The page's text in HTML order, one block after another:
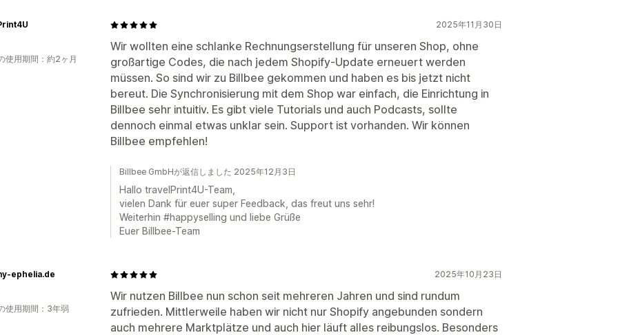
2025年11月30日
Wir wollten eine schlanke Rechnungserstellung für unseren Shop, ohne
großartige Codes, die nach jedem Shopify-Update erneuert werden
müssen. So sind wir zu Billbee gekommen und haben es bis jetzt nicht
bereut. Die Synchronisierung mit dem Shop war einfach, die Einrichtung in
Billbee sehr intuitiv. Es gibt viele Tutorials und auch Podcasts, sollte
dennoch einmal etwas unklar sein. Support ist vorhanden. Wir können
Billbee empfehlen!
使用期間：約2ヶ月
Billbee GmbHが返信しました 2025年12月3日
Hallo travelPrint4U-Team,
vielen Dank für euer super Feedback, das freut uns sehr!
Weiterhin #happyselling und liebe Grüße
Euer Billbee-Team
2025年10月23日
Wir nutzen Billbee nun schon seit mehreren Jahren und sind rundum
zufrieden. Mittlerweile haben wir nicht nur Shopify angebunden sondern
auch mehrere Marktplätze und auch hier läuft alles reibungslos. Besonders
ephelia.de
使用期間：3年弱